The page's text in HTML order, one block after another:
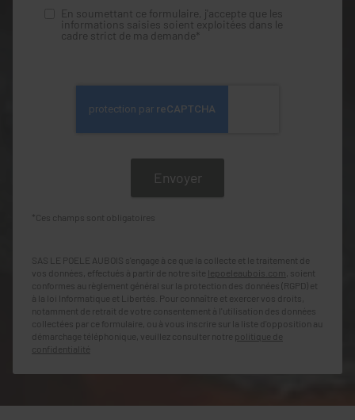
En soumettant ce formulaire, j'accepte que les
informations saisies soient exploitées dans le
cadre strict de ma demande*
*Ces champs sont obligatoires
SAS LE POELE AUBOIS s'engage à ce que la collecte et le traitement de
vos données, effectués à partir de notre site lepoeleaubois.com , soient
conformes au règlement général sur la protection des données (RGPD) et
à la loi Informatique et Libertés. Pour connaître et exercer vos droits,
notamment de retrait de votre consentement à l'utilisation des données
collectées par ce formulaire, ou à vous inscrire sur la liste d'opposition au
démarchage téléphonique, veuillez consulter notre politique de
confidentialité